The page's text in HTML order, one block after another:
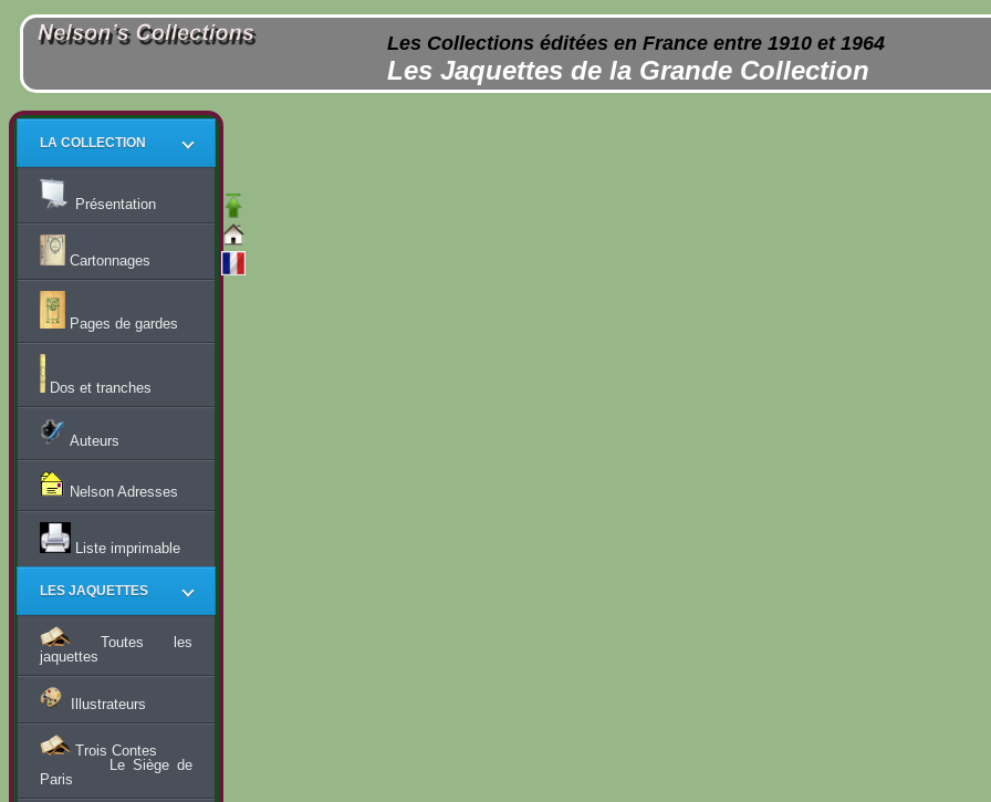
Les Collections éditées en France entre 1910 et 1964
Les Jaquettes de la Grande Collection
LA COLLECTION
Présentation
Cartonnages
Pages de gardes
Dos et tranches
Auteurs
Nelson Adresses
Liste imprimable
LES JAQUETTES
Toutes les
jaquettes
Illustrateurs
Trois Contes
Le Siège de
Paris